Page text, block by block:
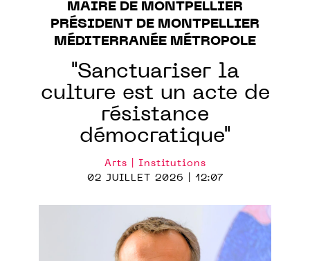
MAIRE DE MONTPELLIER
PRÉSIDENT DE MONTPELLIER
MÉDITERRANÉE MÉTROPOLE
"Sanctuariser la
culture est un acte de
résistance
démocratique"
Arts | Institutions
02 JUILLET 2026 | 12:07